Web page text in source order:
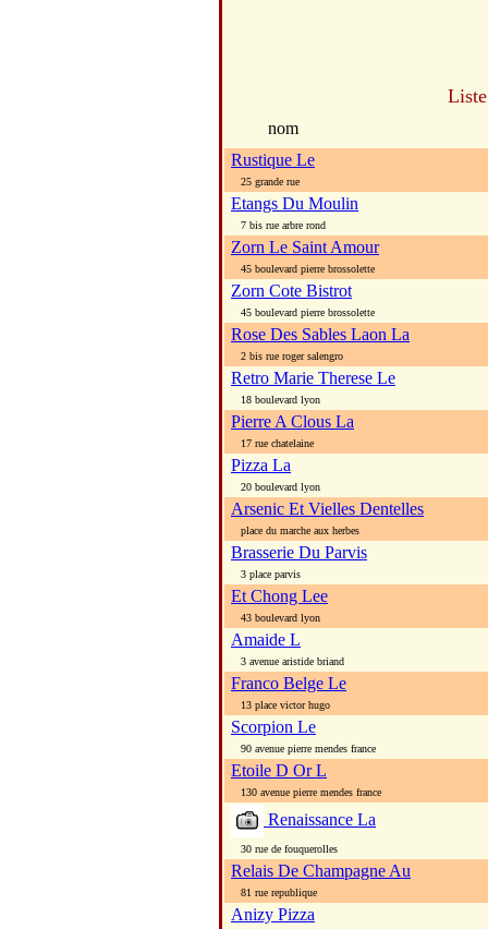
nom
Rustique Le
25 grande rue
Etangs Du Moulin
7 bis rue arbre rond
Zorn Le Saint Amour
45 boulevard pierre brossolette
Zorn Cote Bistrot
45 boulevard pierre brossolette
Rose Des Sables Laon La
2 bis rue roger salengro
Retro Marie Therese Le
18 boulevard lyon
Pierre A Clous La
17 rue chatelaine
Pizza La
20 boulevard lyon
Arsenic Et Vielles Dentelles
place du marche aux herbes
Brasserie Du Parvis
3 place parvis
Et Chong Lee
43 boulevard lyon
Amaide L
3 avenue aristide briand
Franco Belge Le
13 place victor hugo
Scorpion Le
90 avenue pierre mendes france
Etoile D Or L
130 avenue pierre mendes france
Renaissance La
30 rue de fouquerolles
Relais De Champagne Au
81 rue republique
Anizy Pizza